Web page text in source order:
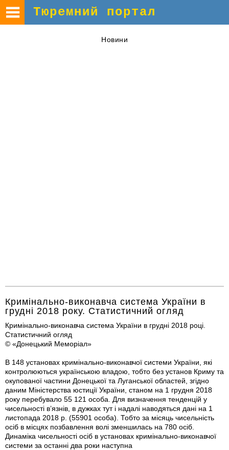
Тюремний портал
Новини
Кримінально-виконавча система України в
грудні 2018 року. Статистичний огляд
Кримінально-виконавча система України в грудні 2018 році.
Статистичний огляд
© «Донецький Меморіал»
В 148 установах кримінально-виконавчої системи України, які
контролюються українською владою, тобто без установ Криму та
окупованої частини Донецької та Луганської областей, згідно
даним Міністерства юстиції України, станом на 1 грудня 2018
року перебувало 55 121 особа. Для визначення тенденцій у
чисельності в’язнів, в дужках тут і надалі наводяться дані на 1
листопада 2018 р. (55901 особа). Тобто за місяць чисельність
осіб в місцях позбавлення волі зменшилась на 780 осіб.
Динаміка чисельності осіб в установах кримінально-виконавчої
системи за останні два роки наступна